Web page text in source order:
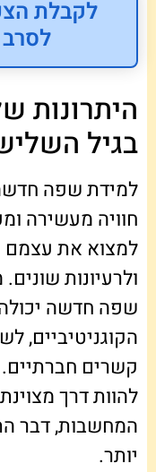
לקבלת
היתרונות
בגיל
למידת שפה
חוויה מעשירה
למצוא את עצמם
ולרעיונות
שפה חדשה
הקוגניטיביים,
קשרים
להוות דרך
המחשבות, דבר
יותר.